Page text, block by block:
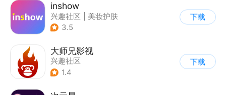
inshow
兴趣社区
美妆护肤
3.5
下载
大师兄影视
兴趣社区
1.4
下载